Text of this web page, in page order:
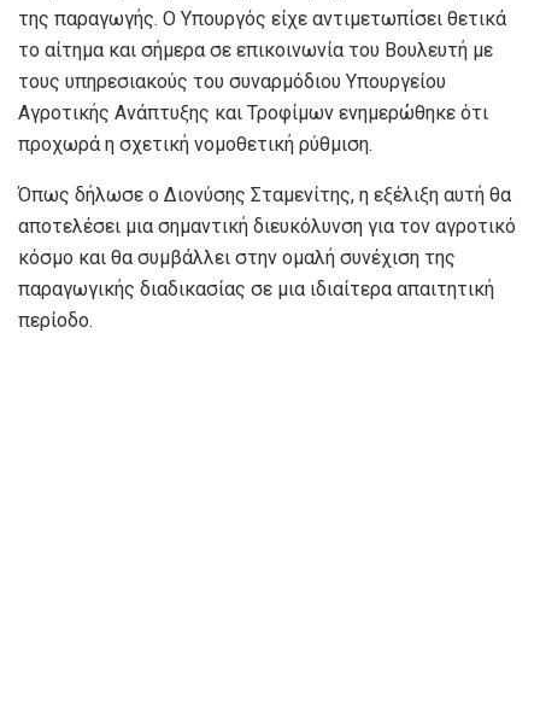
της παραγωγής. Ο Υπουργός είχε αντιμετωπίσει θετικά
το αίτημα και σήμερα σε επικοινωνία του Βουλευτή με
τους υπηρεσιακούς του συναρμόδιου Υπουργείου
Αγροτικής Ανάπτυξης και Τροφίμων ενημερώθηκε ότι
προχωρά η σχετική νομοθετική ρύθμιση.
Όπως δήλωσε ο Διονύσης Σταμενίτης, η εξέλιξη αυτή θα
αποτελέσει μια σημαντική διευκόλυνση για τον αγροτικό
κόσμο και θα συμβάλλει στην ομαλή συνέχιση της
παραγωγικής διαδικασίας σε μια ιδιαίτερα απαιτητική
περίοδο.